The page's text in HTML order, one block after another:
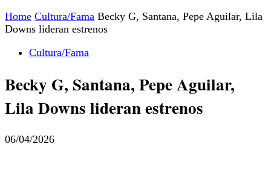
Home Cultura/Fama Becky G, Santana, Pepe Aguilar, Lila
Downs lideran estrenos
Cultura/Fama
Becky G, Santana, Pepe Aguilar,
Lila Downs lideran estrenos
06/04/2026